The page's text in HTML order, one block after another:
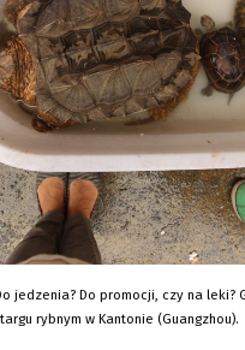
jedzenia? Do promocji, czy na leki?
rybnym w Kantonie (Guangzhou).